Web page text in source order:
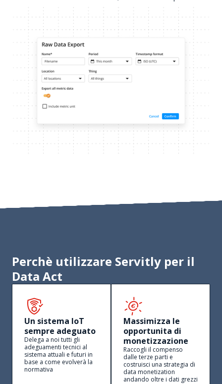
Perchè utilizzare Servitly per il
Data Act
Un sistema IoT
sempre adeguato
Delega a noi tutti gli
adeguamenti tecnici al
sistema attuali e futuri in
base a come evolverà la
normativa
Massimizza le
opportunita di
monetizzazione
Raccogli il compenso
dalle terze parti e
costruisci una strategia di
data monetization
andando oltre i dati grezzi